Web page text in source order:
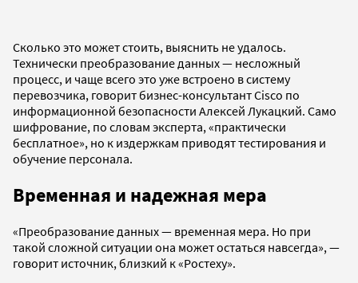
Сколько это может стоить, выяснить не удалось.
Технически преобразование данных — несложный
процесс, и чаще всего это уже встроено в систему
перевозчика, говорит бизнес-консультант Cisco по
информационной безопасности Алексей Лукацкий. Само
шифрование, по словам эксперта, «практически
бесплатное», но к издержкам приводят тестирования и
обучение персонала.
Временная и надежная мера
«Преобразование данных — временная мера. Но при
такой сложной ситуации она может остаться навсегда», —
говорит источник, близкий к «Ростеху».